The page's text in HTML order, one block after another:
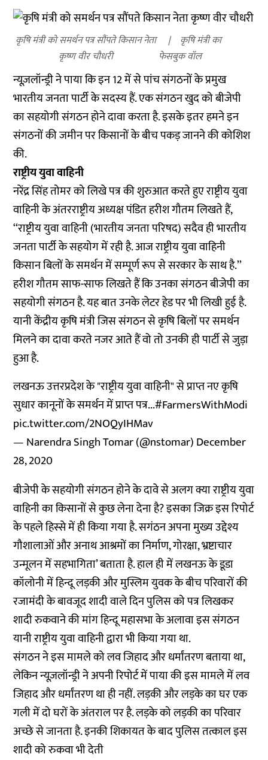
कृषि मंत्री को समर्थन पत्र सौंपते किसान नेता
कृष्ण वीर चौधरी
कृषि मंत्री का
फेसबुक वॉल
न्यूज़लॉन्ड्री ने पाया कि इन 12 में से पांच संगठनों के प्रमुख
भारतीय जनता पार्टी के सदस्य हैं. एक संगठन खुद को बीजेपी
का सहयोगी संगठन होने दावा करता है. इसके इतर हमने इन
संगठनों की जमीन पर किसानों के बीच पकड़ जानने की कोशिश
की.
राष्ट्रीय युवा वाहिनी
नरेंद्र सिंह तोमर को लिखे पत्र की शुरुआत करते हुए राष्ट्रीय युवा
वाहिनी के अंतरराष्ट्रीय अध्यक्ष पंडित हरीश गौतम लिखते हैं,
‘‘राष्ट्रीय युवा वाहिनी (भारतीय जनता परिषद) सदैव ही भारतीय
जनता पार्टी के सहयोग में रही है. आज राष्ट्रीय युवा वाहिनी
किसान बिलों के समर्थन में सम्पूर्ण रूप से सरकार के साथ है.’’
हरीश गौतम साफ-साफ लिखते हैं कि उनका संगठन बीजेपी का
सहयोगी संगठन है. यह बात उनके लेटर हेड पर भी लिखी हुई है.
यानी केंद्रीय कृषि मंत्री जिस संगठन से कृषि बिलों पर समर्थन
मिलने का दावा करते नजर आते हैं वो तो उनकी ही पार्टी से जुड़ा
हुआ है.
लखनऊ उत्तरप्रदेश के "राष्ट्रीय युवा वाहिनी" से प्राप्त नए कृषि
सुधार कानूनों के समर्थन में प्राप्त पत्र...#FarmersWithModi
pic.twitter.com/2NOQyIHMav
— Narendra Singh Tomar (@nstomar)December
28, 2020
बीजेपी के सहयोगी संगठन होने के दावे से अलग क्या राष्ट्रीय युवा
वाहिनी का किसानों से कुछ लेना देना है? इसका जिक्र इस रिपोर्ट
के पहले हिस्से में ही किया गया है. सगंठन अपना मुख्य उद्देश्य
गौशालाओं और अनाथ आश्रमों का निर्माण, गोरक्षा, भ्रष्टाचार
उन्मूलन में सहभागिता’ बताता है. हाल ही में लखनऊ के डूडा
कॉलोनी में हिन्दू लड़की और मुस्लिम युवक के बीच परिवारों की
रजामंदी के बावजूद शादी वाले दिन पुलिस को पत्र लिखकर
शादी रुकवाने की मांग हिन्दू महासभा के अलावा इस संगठन
यानी राष्ट्रीय युवा वाहिनी द्वारा भी किया गया था.
संगठन ने इस मामले को लव जिहाद और धर्मांतरण बताया था,
लेकिन न्यूज़लॉन्ड्री ने अपनीरिपोर्टमें पाया की इस मामले में लव
जिहाद और धर्मांतरण था ही नहीं. लड़की और लड़के का घर एक
गली में दो घरों के अंतराल पर है. लड़के को लड़की का परिवार
अच्छे से जानता है. इनकी शिकायत के बाद पुलिस तत्काल इस
शादी को रुकवा भी देती